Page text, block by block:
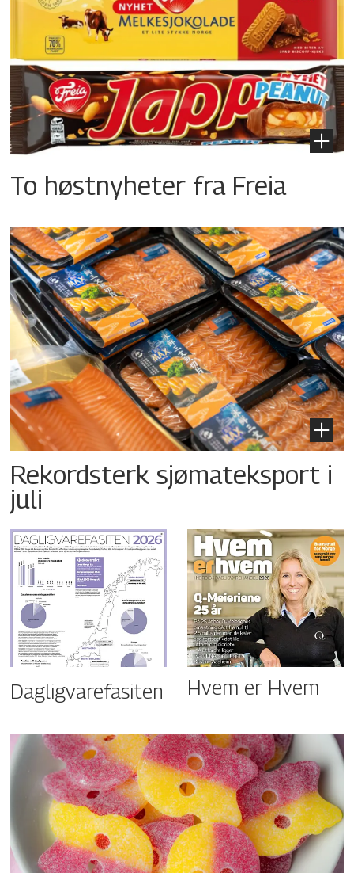
To høstnyheter fra Freia
Rekordsterk sjømateksport i
juli
Dagligvarefasiten Hvem er Hvem